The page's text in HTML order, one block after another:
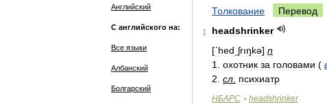
Английский
С английского на:
Все языки
Албанский
Болгарский
Толкование Перевод
1
headshrinker
[ʹhed͵ʃrıŋkə] n
1
охотник за головами (
2 сл психиатр
НБАРС > headshrinker